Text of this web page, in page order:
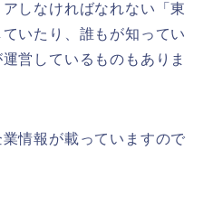
しなければなれない「東
いたり、誰もが知ってい
営しているものもありま
情報が載っていますので